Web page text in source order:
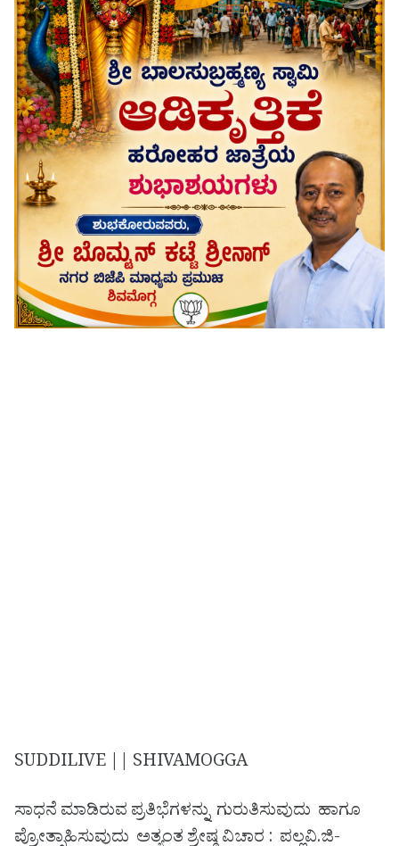
SUDDILIVE || SHIVAMOGGA
ಸಾಧನೆ ಮಾಡಿರುವ ಪ್ರತಿಭೆಗಳನ್ನು ಗುರುತಿಸುವುದು ಹಾಗೂ
ಪ್ರೋತ್ಸಾಹಿಸುವುದು ಅತ್ಯಂತ ಶ್ರೇಷ್ಠ ವಿಚಾರ : ಪಲ್ಲವಿ.ಜಿ-